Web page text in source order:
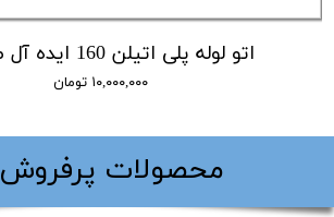
اتو لوله پلی اتیلن 160 ایده آل صنعت
۱۰,۰۰۰,۰۰۰ تومان
​محصولات پرفروش